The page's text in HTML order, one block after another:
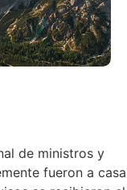
de ministros y
fueron a casa